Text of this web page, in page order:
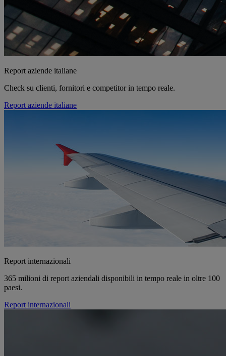
Report aziende italiane
Check su clienti, fornitori e competitor in tempo reale.
Report aziende italiane
Report internazionali
365 milioni di report aziendali disponibili in tempo reale in oltre 100
paesi.
Report internazionali